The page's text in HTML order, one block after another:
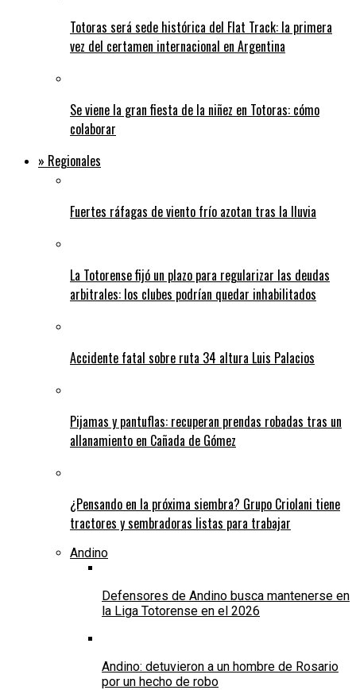
Totoras será sede histórica del Flat Track: la primera
vez del certamen internacional en Argentina
Se viene la gran fiesta de la niñez en Totoras: cómo
colaborar
» Regionales
Fuertes ráfagas de viento frío azotan tras la lluvia
La Totorense fijó un plazo para regularizar las deudas
arbitrales: los clubes podrían quedar inhabilitados
Accidente fatal sobre ruta 34 altura Luis Palacios
Pijamas y pantuflas: recuperan prendas robadas tras un
allanamiento en Cañada de Gómez
¿Pensando en la próxima siembra? Grupo Criolani tiene
tractores y sembradoras listas para trabajar
Andino
Defensores de Andino busca mantenerse en
la Liga Totorense en el 2026
Andino: detuvieron a un hombre de Rosario
por un hecho de robo